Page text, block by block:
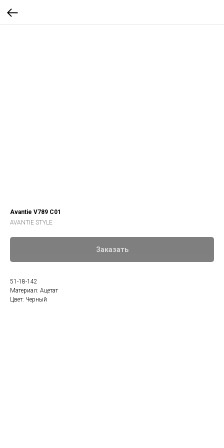
Avantie V789 C01
AVANTIE STYLE
Заказать
51-18-142
Материал: Ацетат
Цвет: Черный